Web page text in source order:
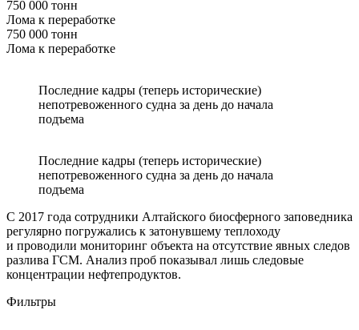
750 000 тонн
Лома к переработке
750 000 тонн
Лома к переработке
Последние кадры (теперь исторические)
непотревоженного судна за день до начала
подъема
Последние кадры (теперь исторические)
непотревоженного судна за день до начала
подъема
С 2017 года сотрудники Алтайского биосферного заповедника
регулярно погружались к затонувшему теплоходу
и проводили мониторинг объекта на отсутствие явных следов
разлива ГСМ. Анализ проб показывал лишь следовые
концентрации нефтепродуктов.
Фильтры